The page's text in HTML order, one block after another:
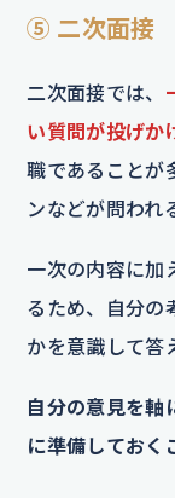
⑤ 二次面接
二次面接では、
い質問が投げか
職であることが
ンなどが問われ
一次の内容に加
るため、自分の
かを意識して答
自分の意見を軸
に準備しておく